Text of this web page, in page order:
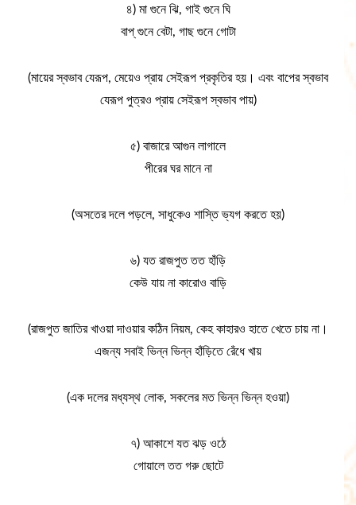
৪) মা গুনে ঝি, গাই গুনে ঘি
বাপ্ গুনে বেটা, গাছ গুনে গোটা
(মায়ের স্বভাব যেরূপ, মেয়েও প্রায় সেইরূপ প্রকৃতির হয়। এবং বাপের স্বভাব
যেরূপ পুত্রও প্রায় সেইরূপ স্বভাব পায়)
৫) বাজারে আগুন লাগালে
পীরের ঘর মানে না
(অসতের দলে পড়লে, সাধুকেও শাস্তি ভ্যগ করতে হয়)
৬) যত রাজপুত তত হাঁড়ি
কেউ যায় না কারোও বাড়ি
(রাজপুত জাতির খাওয়া দাওয়ার কঠিন নিয়ম, কেহ কাহারও হাতে খেতে চায় না।
এজন্য সবাই ভিন্ন ভিন্ন হাঁড়িতে রেঁধে খায়
(এক দলের মধ্যস্থ লোক, সকলের মত ভিন্ন ভিন্ন হওয়া)
৭) আকাশে যত ঝড় ওঠে
গোয়ালে তত গরু ছোটে